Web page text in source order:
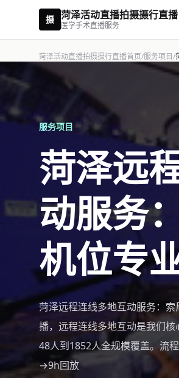
摄 菏泽活动直播拍摄摄行直播
医学手术直播服务
菏泽活动直播拍摄摄行直播首页/服务项目/
服务项目
菏泽远
动服务
机位专
菏泽远程连线多地互动服务：
播，远程连线多地互动是我们
48人到1852人全规模覆盖。流
→9h回放